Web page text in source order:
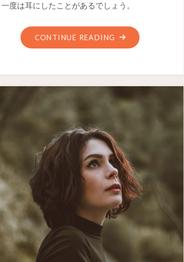
一度は耳にしたことがあるでしょう。
CONTINUE READING